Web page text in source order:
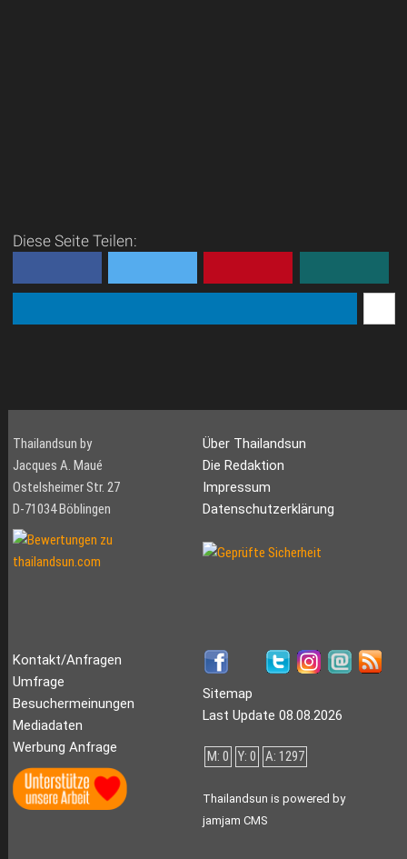
Diese Seite Teilen:
Thailandsun by
Jacques A. Maué
Ostelsheimer Str. 27
D-71034 Böblingen
Über Thailandsun
Die Redaktion
Impressum
Datenschutzerklärung
Kontakt/Anfragen
Umfrage
Besuchermeinungen
Mediadaten
Werbung Anfrage
Sitemap
Last Update 08.08.2026
M: 0 Y: 0 A: 1297
Thailandsun is powered by
jamjam CMS